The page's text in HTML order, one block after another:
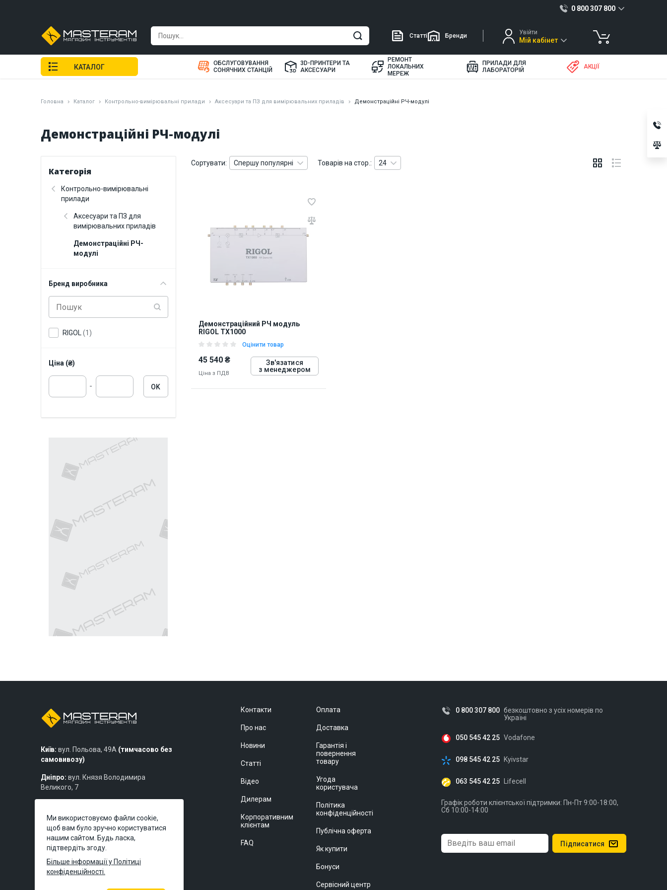
Демонстраційні РЧ-модулі
Головна Каталог Контрольно-вимірювальні прилади Аксесуари та ПЗ для вимірювальних приладів Демонстраційні РЧ-модулі
Сортувати: Спершу популярні Товарів на стор.: 24
Демонстраційний РЧ модуль
RIGOL TX1000
Оцінити товар
45 540 ₴
Ціна з ПДВ
Зв'язатися
з менеджером
Категорія
Контрольно-вимірювальні
прилади
Аксесуари та ПЗ для
вимірювальних приладів
Демонстраційні РЧ-
модулі
Бренд виробника
RIGOL (1)
Ціна (₴)
- OK
0 800 307 800
Статті Бренди Увійти
Мій кабінет
КАТАЛОГ
ОБСЛУГОВУВАННЯ
СОНЯЧНИХ СТАНЦІЙ
3D-ПРИНТЕРИ ТА
АКСЕСУАРИ
РЕМОНТ
ЛОКАЛЬНИХ
МЕРЕЖ
ПРИЛАДИ ДЛЯ
ЛАБОРАТОРІЙ
АКЦІЇ
Київ: вул. Польова, 49А (тимчасово без
самовивозу)
Дніпро: вул. Князя Володимира
Великого, 7
219б
Контакти
Про нас
Новини
Статті
Відео
Дилерам
Корпоративним
клієнтам
FAQ
Оплата
Доставка
Гарантія і
повернення
товару
Угода
користувача
Політика
конфіденційності
Публічна оферта
Як купити
Бонуси
Сервісний центр
0 800 307 800 безкоштовно з усіх номерів по
Україні
050 545 42 25 Vodafone
098 545 42 25 Kyivstar
063 545 42 25 Lifecell
Графік роботи клієнтської підтримки: Пн-Пт 9:00-18:00,
Сб 10:00-14:00
Підписатися
Ми використовуємо файли cookie,
щоб вам було зручно користуватися
нашим сайтом. Будь ласка,
підтвердіть згоду.
Більше інформації у Політиці
конфіденційності.